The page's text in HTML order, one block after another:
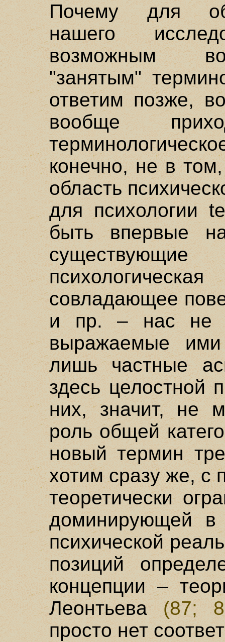
Почему для
нашего
возможным
"занятым"
ответим позже,
вообще
конечно, не в
область
для психологии
быть впервые
совладающее
и пр. – нас не
выражаемые ими
лишь частные
здесь целостной
них, значит, не
роль общей
новый термин
хотим сразу же, с
теоретически
доминирующей в
психической
позиций
концепции –
Леонтьева (87;
просто нет